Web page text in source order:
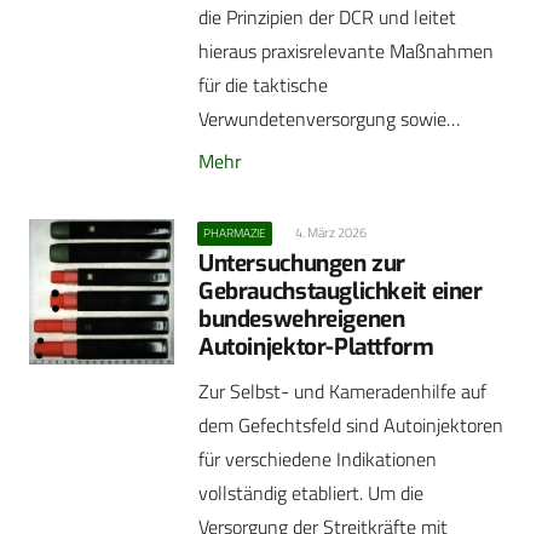
die Prinzipien der DCR und leitet
hieraus praxisrelevante Maßnahmen
für die taktische
Verwundetenversorgung sowie…
Mehr
PHARMAZIE 4. März 2026
Untersuchungen zur
Gebrauchstauglichkeit einer
bundeswehreigenen
Autoinjektor-Plattform
Zur Selbst- und Kameradenhilfe auf
dem Gefechtsfeld sind Autoinjektoren
für verschiedene Indikationen
vollständig etabliert. Um die
Versorgung der Streitkräfte mit